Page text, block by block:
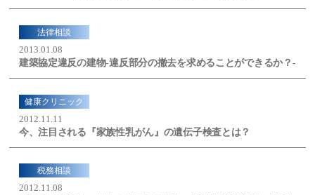
法律相談
2013.01.08
建築協定違反の建物-違反部分の撤去を求めることができるか？-
健康クリニック
2012.11.11
今、注目される『家族性乳がん』の遺伝子検査とは？
税務相談
2012.11.08